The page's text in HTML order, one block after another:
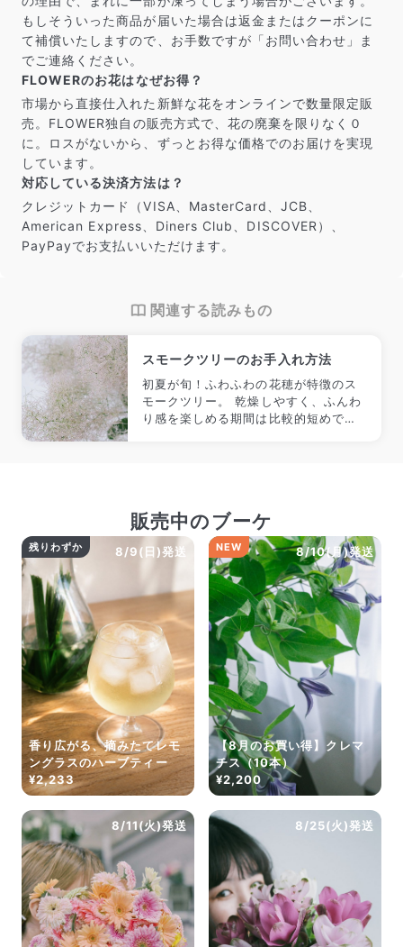
もしそういった商品が届いた場合は返金またはクーポンに
て補償いたしますので、お手数ですが「お問い合わせ」ま
でご連絡ください。
FLOWERのお花はなぜお得？
市場から直接仕入れた新鮮な花をオンラインで数量限定販
売。FLOWER独自の販売方式で、花の廃棄を限りなく０
に。ロスがないから、ずっとお得な価格でのお届けを実現
しています。
対応している決済方法は？
クレジットカード（VISA、MasterCard、JCB、
American Express、Diners Club、DISCOVER）、
PayPayでお支払いいただけます。
関連する読みもの
スモークツリーのお手入れ方法
初夏が旬！ふわふわの花穂が特徴のス
モークツリー。 乾燥しやすく、ふんわ
り感を楽しめる期間は比較的短めで
販売中のブーケ
8/9(日)発送
残りわずか
香り広がる、摘みたてレモ
ングラスのハーブティー
¥2,233
8/10(月)発送
NEW
【8月のお買い得】クレマ
チス（10本）
¥2,200
8/11(火)発送 8/25(火)発送